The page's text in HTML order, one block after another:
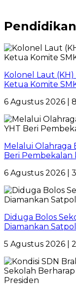
Pendidikan
Kolonel Laut (KH)
Ketua Komite
6 Agustus 2026 |
Melalui Olahraga
Beri Pembekalan
6 Agustus 2026 |
Diduga Bolos
Diamankan
5 Agustus 2026 |